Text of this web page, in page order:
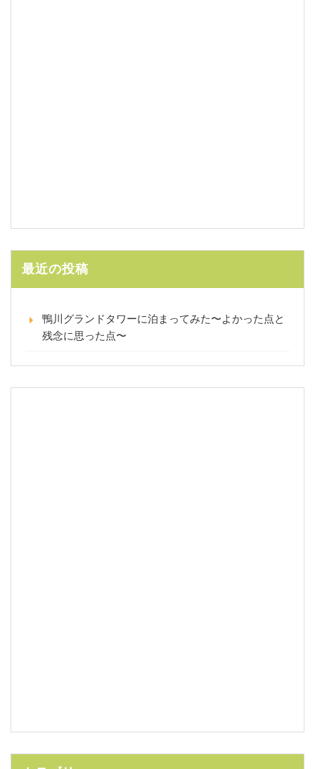
最近の投稿
鴨川グランドタワーに泊まってみた〜よかった点と
残念に思った点〜